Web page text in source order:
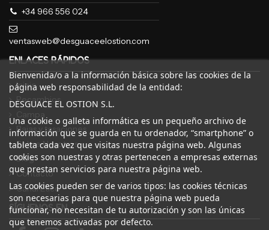
+34 966 556 024
ventasweb@desguaceelostion.com
ENLACES RÁPIDOS
Inicio
Recambios
Campa
Bajas y tasaciones
Sobre Nosotros
Blog
Contacto
Canal Ético
Bienvenida/o a la información básica sobre las cookies de la
página web responsabilidad de la entidad:
DESGUACE EL OSTION S.L.
Una cookie o galleta informática es un pequeño archivo de
información que se guarda en tu ordenador, “smartphone” o
tableta cada vez que visitas nuestra página web. Algunas
cookies son nuestras y otras pertenecen a empresas externas
que prestan servicios para nuestra página web.
Las cookies pueden ser de varios tipos: las cookies técnicas
son necesarias para que nuestra página web pueda
funcionar, no necesitan de tu autorización y son las únicas
que tenemos activadas por defecto.
SÍGUENOS EN